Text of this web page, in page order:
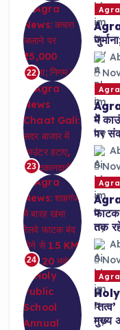
22
Agra
23
Agra
में
पर
24
Agra
तक
Agra
मुख्य